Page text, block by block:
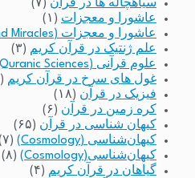
سیاهچاله ها در قرآن (۷)
عاشورا و معجزات (۱)
عاشورا و معجزات (Ashura and Miracles)
علم ژنتیک در قرآن کریم (۳)
علوم قرآنی (Quranic Sciences)
غول های سرخ در قرآن کریم (۱)
فیزیک در قرآن (۱۸)
کره زمین در قرآن (۶)
کیهان شناسی در قرآن (۶۵)
کیهان‌شناسی (Cosmology)
(۷)
کیهان‌شناسی(Cosmology)
(۸)
گیاهان در قرآن کریم (۴)